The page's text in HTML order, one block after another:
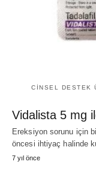
CINSEL DESTEK
Vidalista 5 mg
Ereksiyon sorunu için
öncesi ihtiyaç halinde
7 yıl önce